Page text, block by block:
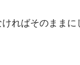
ればそのままに